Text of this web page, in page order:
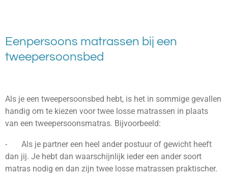
Eenpersoons matrassen bij een
tweepersoonsbed
Als je een tweepersoonsbed hebt, is het in sommige gevallen
handig om te kiezen voor twee losse matrassen in plaats
van een tweepersoonsmatras. Bijvoorbeeld:
- Als je partner een heel ander postuur of gewicht heeft
dan jij. Je hebt dan waarschijnlijk ieder een ander soort
matras nodig en dan zijn twee losse matrassen praktischer.